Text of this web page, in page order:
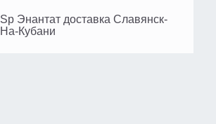
Sp Энантат доставка Славянск-
На-Кубани